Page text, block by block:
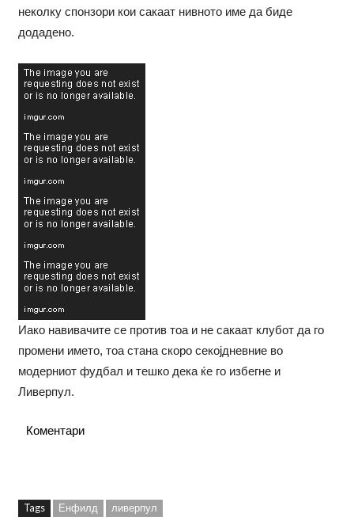
неколку спонзори кои сакаат нивното име да биде
додадено.
Иако навивачите се против тоа и не сакаат клубот да го
промени името, тоа стана скоро секојдневние во
модерниот фудбал и тешко дека ќе го избегне и
Ливерпул.
Коментари
Tags Енфилд ливерпул